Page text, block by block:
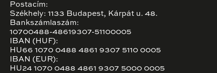
Postacím:
Székhely: 1133 Budapest, Kárpát u. 48.
Bankszámlaszám:
10700488-48619307-51100005
IBAN (HUF):
HU66 1070 0488 4861 9307 5110 0005
IBAN (EUR):
HU24 1070 0488 4861 9307 5000 0005